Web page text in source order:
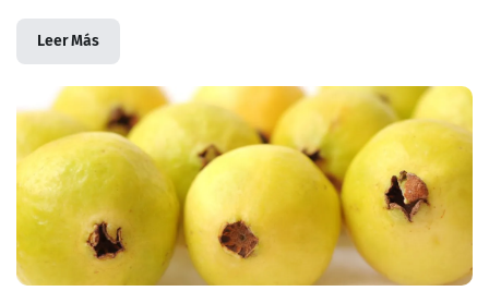
Leer Más